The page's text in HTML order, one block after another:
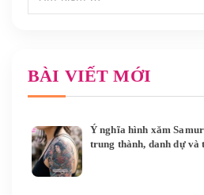
BÀI VIẾT MỚI
Ý nghĩa hình xăm
trung thành, danh dự và